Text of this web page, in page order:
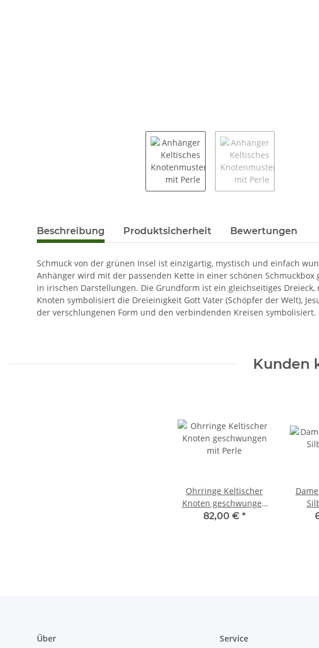
Beschreibung Produktsicherheit Bewertungen
Schmuck von der grünen Insel ist einzigartig, mystisch und einfach
Anhänger wird mit der passenden Kette in einer schönen
in irischen Darstellungen. Die Grundform ist ein gleichseitiges
Knoten symbolisiert die Dreieinigkeit Gott Vater (Schöpfer der Welt),
der verschlungenen Form und den verbindenden Kreisen
Kunden
Ohrringe Keltischer
Knoten geschwungen
mit Perle
82,00 € *
Über Service